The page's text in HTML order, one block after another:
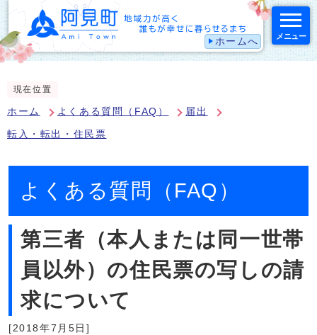
ホームへ メニュー
現在位置
ホーム よくある質問（FAQ） 届出
転入・転出・住民票
よくある質問（FAQ）
第三者（本人または同一世帯
員以外）の住民票の写しの請
求について
[2018年7月5日]